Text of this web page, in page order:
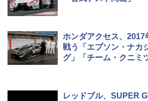
ホンダアクセス、2017
戦う「エプソン・ナカ
グ」「チーム・クニミ
レッドブル、SUPER